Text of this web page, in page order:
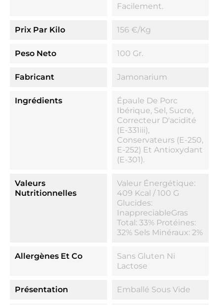
Facilement.
Prix Par Kilo 156 €/kg
Peso Neto 100 Gr.
Fabricant Jamonarium
Ingrédients
Épaule De Porc
Ibérique, Sel, Sucre,
Correcteur D'acidité
(E-331iii),
Conservateurs (E-250,
E-252) Et Antioxydant
(E-301).
Valeurs
Nutritionnelles
Valeur Énergétique:
409 Kcal / 100 G
Glucides:
InappreciableGras
Total: 33% Protéines:
32% Sels Minéraux: 2%
Allergènes Et Co
Sans Gluten Ni
Lactose
Présentation Emballé Sous Vide